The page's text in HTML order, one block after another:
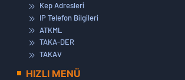
Kep Adresleri
IP Telefon Bilgileri
ATKML
TAKA-DER
TAKAV
HIZLI MENÜ